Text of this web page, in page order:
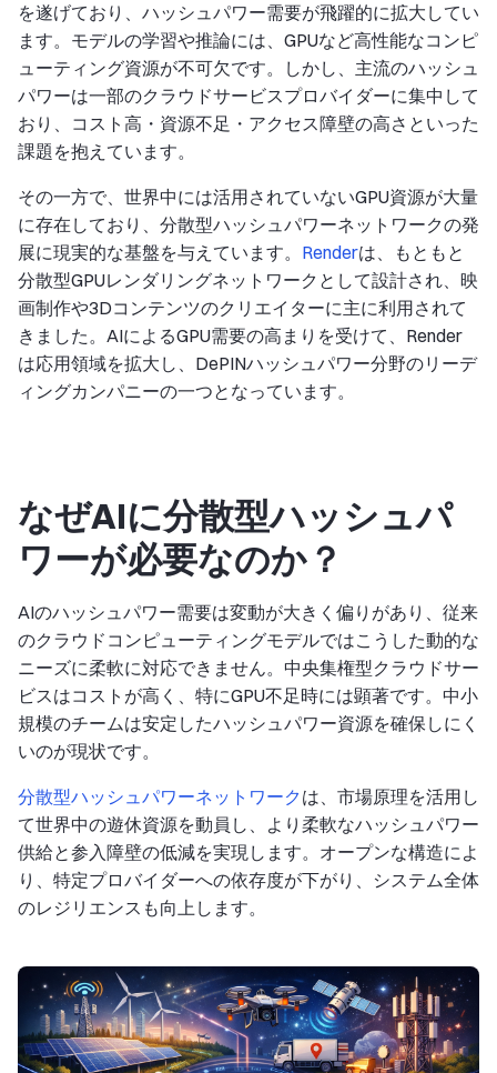
を遂げており、ハッシュパワー需要が飛躍的に拡大してい
ます。モデルの学習や推論には、GPUなど高性能なコンピ
ューティング資源が不可欠です。しかし、主流のハッシュ
パワーは一部のクラウドサービスプロバイダーに集中して
おり、コスト高・資源不足・アクセス障壁の高さといった
課題を抱えています。
その一方で、世界中には活用されていないGPU資源が大量
に存在しており、分散型ハッシュパワーネットワークの発
展に現実的な基盤を与えています。 Renderは、もともと
分散型GPUレンダリングネットワークとして設計され、映
画制作や3Dコンテンツのクリエイターに主に利用されて
きました。AIによるGPU需要の高まりを受けて、Render
は応用領域を拡大し、DePINハッシュパワー分野のリーデ
ィングカンパニーの一つとなっています。
なぜAIに分散型ハッシュパ
ワーが必要なのか？
AIのハッシュパワー需要は変動が大きく偏りがあり、従来
のクラウドコンピューティングモデルではこうした動的な
ニーズに柔軟に対応できません。中央集権型クラウドサー
ビスはコストが高く、特にGPU不足時には顕著です。中小
規模のチームは安定したハッシュパワー資源を確保しにく
いのが現状です。
分散型ハッシュパワーネットワーク は、市場原理を活用し
て世界中の遊休資源を動員し、より柔軟なハッシュパワー
供給と参入障壁の低減を実現します。オープンな構造によ
り、特定プロバイダーへの依存度が下がり、システム全体
のレジリエンスも向上します。